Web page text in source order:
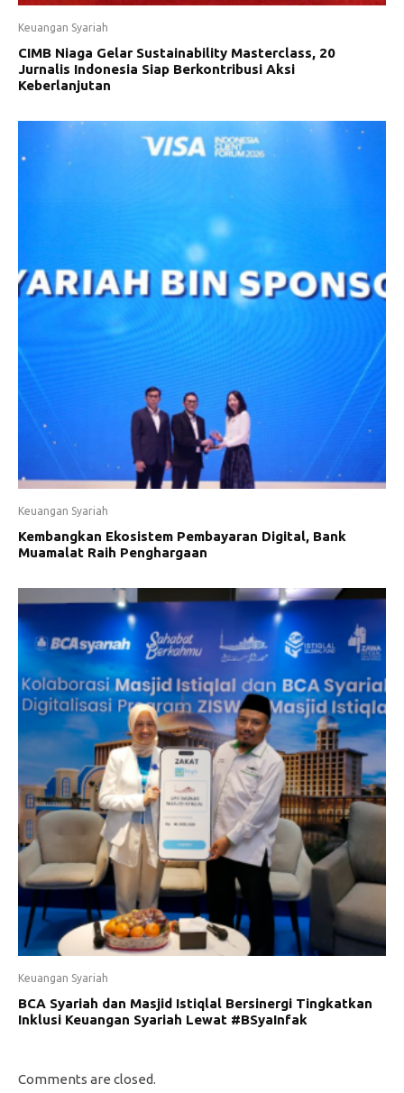
Keuangan Syariah
CIMB Niaga Gelar Sustainability Masterclass, 20
Jurnalis Indonesia Siap Berkontribusi Aksi
Keberlanjutan
Keuangan Syariah
Kembangkan Ekosistem Pembayaran Digital, Bank
Muamalat Raih Penghargaan
Keuangan Syariah
BCA Syariah dan Masjid Istiqlal Bersinergi Tingkatkan
Inklusi Keuangan Syariah Lewat #BSyaInfak
Comments are closed.